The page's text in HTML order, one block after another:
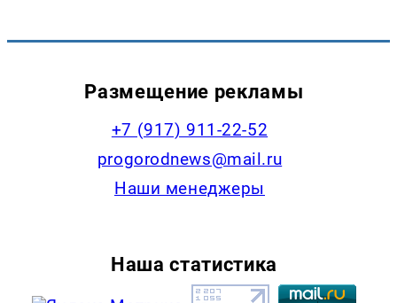
Размещение рекламы
+7 (917) 911-22-52
progorodnews@mail.ru
Наши менеджеры
Наша статистика